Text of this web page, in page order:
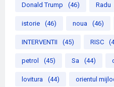
Donald Trump (46) Radu
istorie (46) noua (46)
INTERVENTII (45) RISC
petrol (45) Sa (44)
lovitura (44) orientul